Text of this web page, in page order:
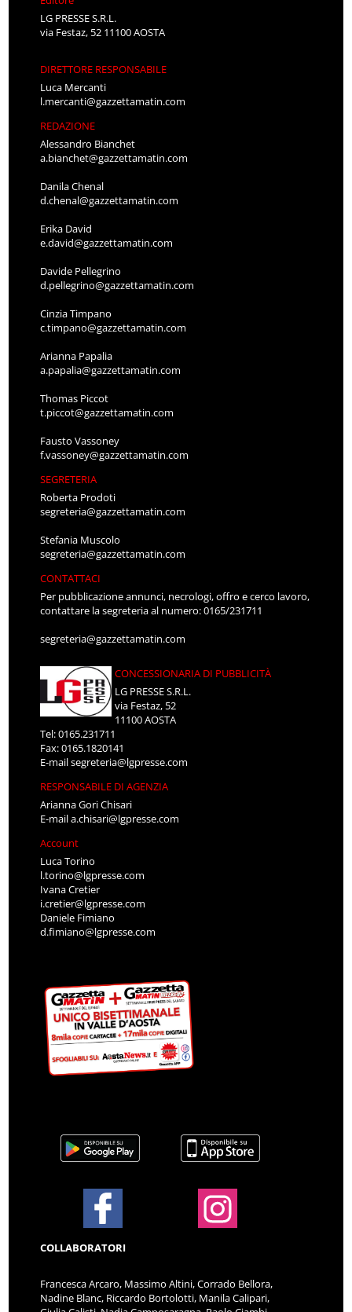
LG PRESSE S.R.L.
via Festaz, 52 11100 AOSTA
DIRETTORE RESPONSABILE
Luca Mercanti
l.mercanti@gazzettamatin.com
REDAZIONE
Alessandro Bianchet
a.bianchet@gazzettamatin.com
Danila Chenal
d.chenal@gazzettamatin.com
Erika David
e.david@gazzettamatin.com
Davide Pellegrino
d.pellegrino@gazzettamatin.com
Cinzia Timpano
c.timpano@gazzettamatin.com
Arianna Papalia
a.papalia@gazzettamatin.com
Thomas Piccot
t.piccot@gazzettamatin.com
Fausto Vassoney
f.vassoney@gazzettamatin.com
SEGRETERIA
Roberta Prodoti
segreteria@gazzettamatin.com
Stefania Muscolo
segreteria@gazzettamatin.com
CONTATTACI
Per pubblicazione annunci, necrologi, offro e cerco lavoro,
contattare la segreteria al numero: 0165/231711
segreteria@gazzettamatin.com
CONCESSIONARIA DI PUBBLICITÀ
LG PRESSE S.R.L.
via Festaz, 52
11100 AOSTA
Tel: 0165.231711
Fax: 0165.1820141
E-mailsegreteria@lgpresse.com
RESPONSABILE DI AGENZIA
Arianna Gori Chisari
E-maila.chisari@lgpresse.com
Account
Luca Torino
l.torino@lgpresse.com
Ivana Cretier
i.cretier@lgpresse.com
Daniele Fimiano
d.fimiano@lgpresse.com
COLLABORATORI
Francesca Arcaro, Massimo Altini, Corrado Bellora,
Nadine Blanc, Riccardo Bortolotti, Manila Calipari,